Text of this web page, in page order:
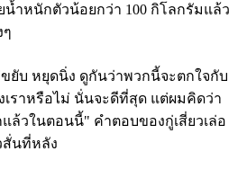
ำหนักตัวน้อยกว่า 100 กิโลกรัมแล้ว
ยับ หยุดนิ่ง ดูกันว่าพวกนี้จะตกใจกับ
ราหรือไม่ นั่นจะดีที่สุด แต่ผมคิดว่า
ล้วในตอนนี้" คำตอบของกู่เสี่ยวเล่อ
สั่นที่หลัง